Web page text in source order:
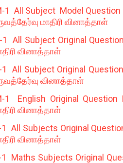
1 All Subject Model Question
மாதிரி வினாத்தாள்
All Subject Original
வினாத்தாள்
1 All Subject Original
வினாத்தாள்
1 English Original Question
வினாத்தாள்
All Subjects Original
வினாத்தாள்
Maths Subjects Original